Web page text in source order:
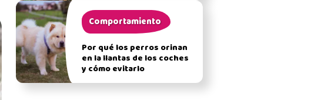
Comportamiento
Por qué los perros orinan
en la llantas de los coches
y cómo evitarlo